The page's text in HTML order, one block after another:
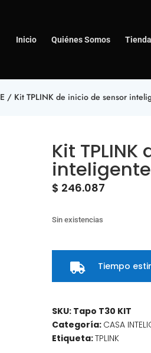
Inicio Quiénes Somos Tienda
/ Kit TPLINK de inicio de sensor
Kit
inteligente
$ 246.087
Sin existencias
 Tiempo
SKU: Tapo T30 KIT
Categoría: CASA
Etiqueta:TPLINK